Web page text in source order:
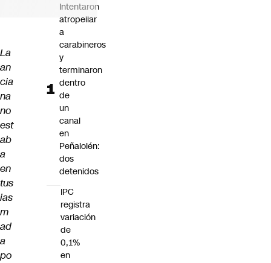
La
an
cia
na
no
est
ab
a
en
tus
ias
m
ad
a
po
Intentaron
atropellar
a
carabineros
y
terminaron
dentro
de
un
canal
en
Peñalolén:
dos
detenidos
IPC
registra
variación
de
0,1%
en